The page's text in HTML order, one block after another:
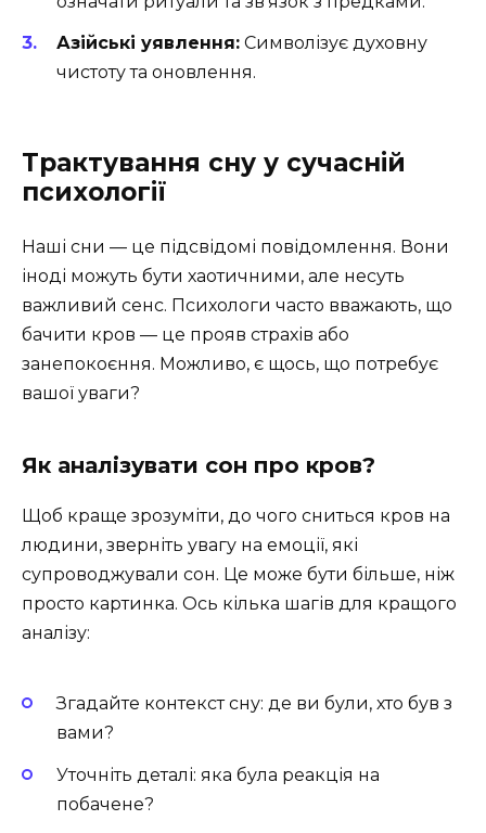
Азійські уявлення: Символізує духовну
чистоту та оновлення.
Трактування сну у сучасній
психології
Наші сни — це підсвідомі повідомлення. Вони
іноді можуть бути хаотичними, але несуть
важливий сенс. Психологи часто вважають, що
бачити кров — це прояв страхів або
занепокоєння. Можливо, є щось, що потребує
вашої уваги?
Як аналізувати сон про кров?
Щоб краще зрозуміти, до чого сниться кров на
людини, зверніть увагу на емоції, які
супроводжували сон. Це може бути більше, ніж
просто картинка. Ось кілька шагів для кращого
аналізу:
Згадайте контекст сну: де ви були, хто був з
вами?
Уточніть деталі: яка була реакція на
побачене?